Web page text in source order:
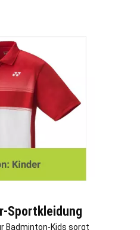
Sportkleidung
Badminton-Kids sorgt